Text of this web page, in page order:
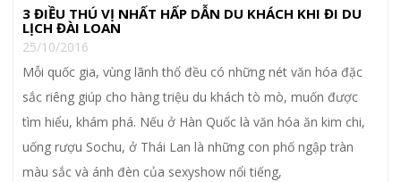
3 ĐIỀU THÚ VỊ NHẤT HẤP DẪN DU KHÁCH KHI ĐI DU
LỊCH ĐÀI LOAN
25/10/2016
Mỗi quốc gia, vùng lãnh thổ đều có những nét văn hóa đặc
sắc riêng giúp cho hàng triệu du khách tò mò, muốn được
tìm hiểu, khám phá. Nếu ở Hàn Quốc là văn hóa ăn kim chi,
uống rượu Sochu, ở Thái Lan là những con phố ngập tràn
màu sắc và ánh đèn của sexyshow nổi tiếng,